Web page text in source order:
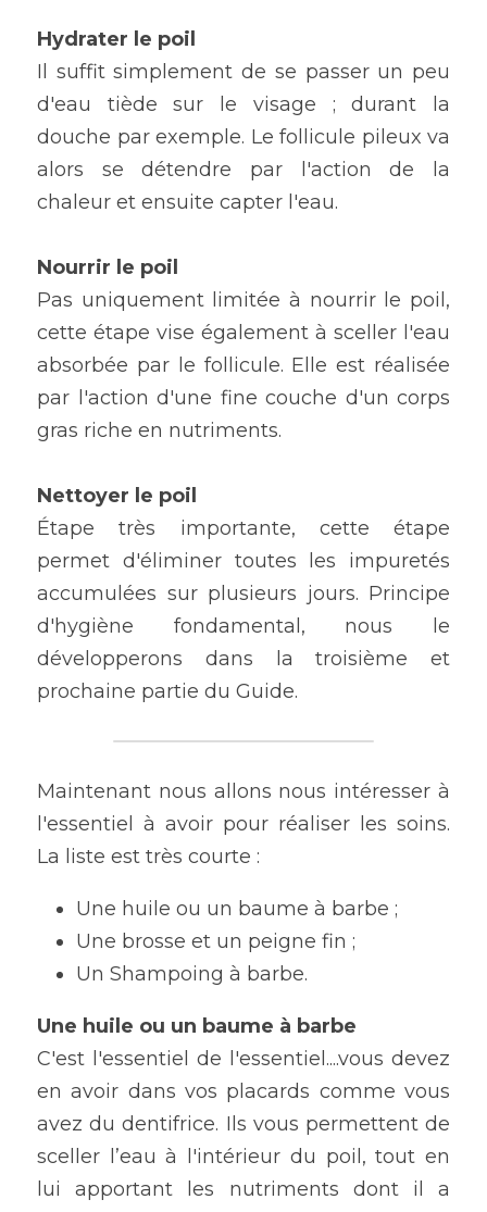
Hydrater le poil
Il suffit simplement de se passer un peu
d'eau tiède sur le visage ; durant la
douche par exemple. Le follicule pileux va
alors se détendre par l'action de la
chaleur et ensuite capter l'eau.
Nourrir le poil
Pas uniquement limitée à nourrir le poil,
cette étape vise également à sceller l'eau
absorbée par le follicule. Elle est réalisée
par l'action d'une fine couche d'un corps
gras riche en nutriments.
Nettoyer le poil
Étape très importante, cette étape
permet d'éliminer toutes les impuretés
accumulées sur plusieurs jours. Principe
d'hygiène fondamental, nous le
développerons dans la troisième et
prochaine partie du Guide.
Maintenant nous allons nous intéresser à
l'essentiel à avoir pour réaliser les soins.
La liste est très courte :
Une huile ou un baume à barbe ;
Une brosse et un peigne fin ;
Un Shampoing à barbe.
Une huile ou un baume à barbe
C'est l'essentiel de l'essentiel....vous devez
en avoir dans vos placards comme vous
avez du dentifrice. Ils vous permettent de
sceller l’eau à l'intérieur du poil, tout en
lui apportant les nutriments dont il a